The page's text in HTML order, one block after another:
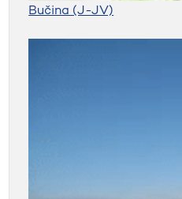
Bučina (J-JV)